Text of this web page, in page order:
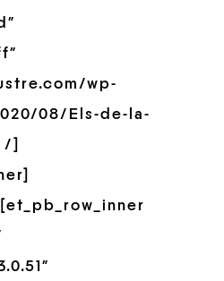
wp-
08/Els-de-la-
]